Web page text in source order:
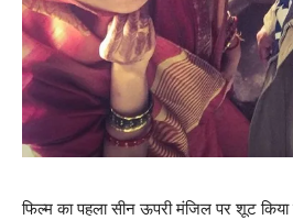
फिल्‍म का पहला सीन ऊपरी मंजिल पर शूट